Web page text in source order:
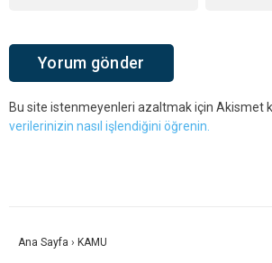
Bu site istenmeyenleri azaltmak için Akismet
verilerinizin nasıl işlendiğini öğrenin.
Ana Sayfa › KAMU